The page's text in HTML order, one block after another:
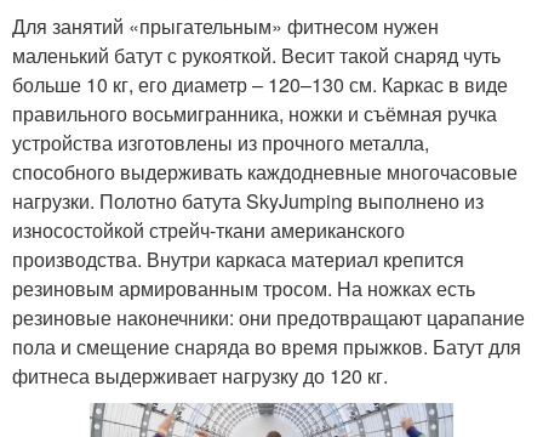
Для занятий «прыгательным» фитнесом нужен
маленький батут с рукояткой. Весит такой снаряд чуть
больше 10 кг, его диаметр – 120–130 см. Каркас в виде
правильного восьмигранника, ножки и съёмная ручка
устройства изготовлены из прочного металла,
способного выдерживать каждодневные многочасовые
нагрузки. Полотно батута SkyJumping выполнено из
износостойкой стрейч-ткани американского
производства. Внутри каркаса материал крепится
резиновым армированным тросом. На ножках есть
резиновые наконечники: они предотвращают царапание
пола и смещение снаряда во время прыжков. Батут для
фитнеса выдерживает нагрузку до 120 кг.